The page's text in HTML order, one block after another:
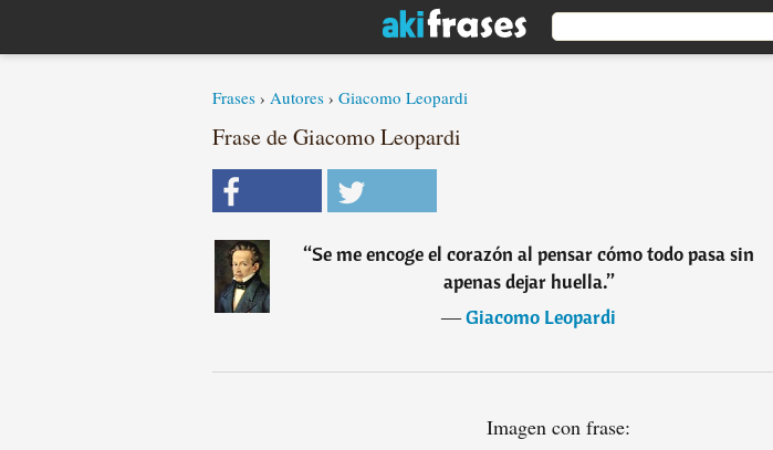
Frases › Autores › Giacomo Leopardi
Frase de Giacomo Leopardi
“Se me encoge el corazón al pensar cómo todo pasa sin
apenas dejar huella.”
―Giacomo Leopardi
Imagen con frase: